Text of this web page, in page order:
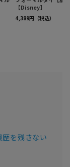
歴を残さない